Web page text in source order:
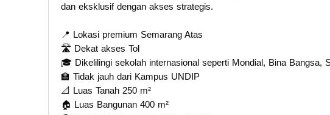
dan eksklusif dengan akses strategis.
📍 Lokasi premium Semarang Atas
🛣️ Dekat akses Tol
🎓 Dikelilingi sekolah internasional seperti Mondial, Bina Bangsa,
🏫 Tidak jauh dari Kampus UNDIP
📐 Luas Tanah 250 m²
🏠 Luas Bangunan 400 m²